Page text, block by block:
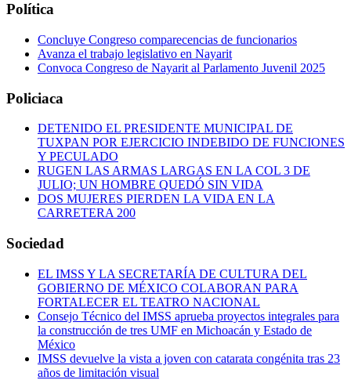
Política
Concluye Congreso comparecencias de funcionarios
Avanza el trabajo legislativo en Nayarit
Convoca Congreso de Nayarit al Parlamento Juvenil 2025
Policiaca
DETENIDO EL PRESIDENTE MUNICIPAL DE
TUXPAN POR EJERCICIO INDEBIDO DE FUNCIONES
Y PECULADO
RUGEN LAS ARMAS LARGAS EN LA COL 3 DE
JULIO; UN HOMBRE QUEDÓ SIN VIDA
DOS MUJERES PIERDEN LA VIDA EN LA
CARRETERA 200
Sociedad
EL IMSS Y LA SECRETARÍA DE CULTURA DEL
GOBIERNO DE MÉXICO COLABORAN PARA
FORTALECER EL TEATRO NACIONAL
Consejo Técnico del IMSS aprueba proyectos integrales para
la construcción de tres UMF en Michoacán y Estado de
México
IMSS devuelve la vista a joven con catarata congénita tras 23
años de limitación visual